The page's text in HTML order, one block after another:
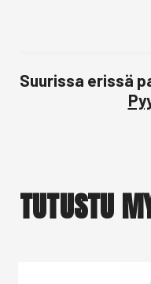
Suurissa erissä
TUTUSTU